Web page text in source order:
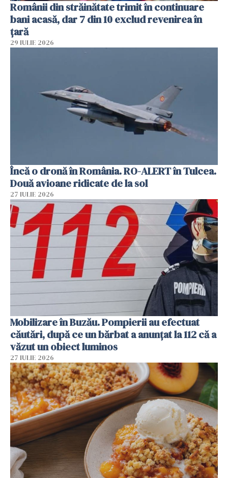
Românii din străinătate trimit în continuare
bani acasă, dar 7 din 10 exclud revenirea în
țară
29 IULIE 2026
Încă o dronă în România. RO-ALERT în Tulcea.
Două avioane ridicate de la sol
27 IULIE 2026
Mobilizare în Buzău. Pompierii au efectuat
căutări, după ce un bărbat a anunțat la 112 că a
văzut un obiect luminos
27 IULIE 2026